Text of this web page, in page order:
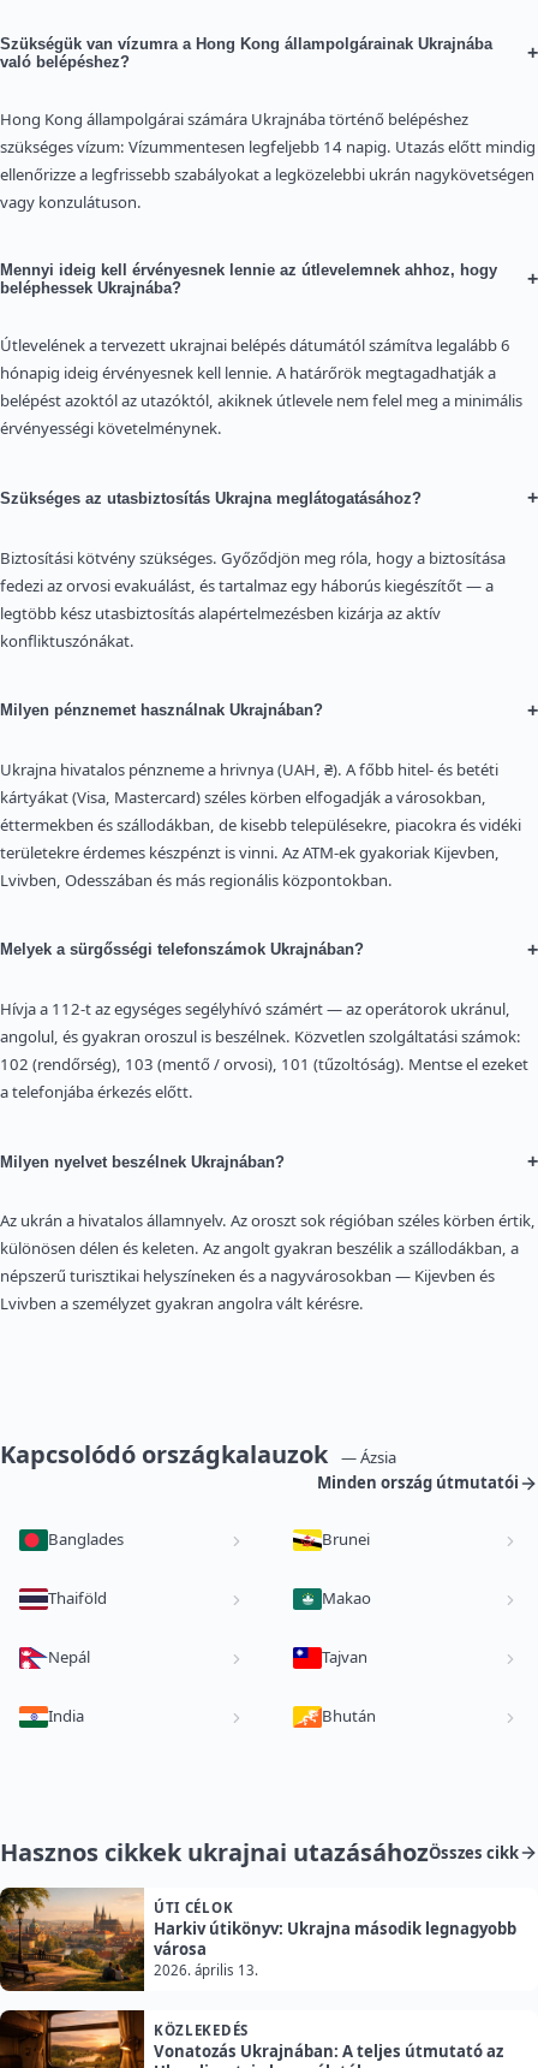
Szükségük van vízumra a Hong Kong állampolgárainak Ukrajnába
való belépéshez?
+
Hong Kong állampolgárai számára Ukrajnába történő belépéshez
szükséges vízum: Vízummentesen legfeljebb 14 napig. Utazás előtt mindig
ellenőrizze a legfrissebb szabályokat a legközelebbi ukrán nagykövetségen
vagy konzulátuson.
Mennyi ideig kell érvényesnek lennie az útlevelemnek ahhoz, hogy
beléphessek Ukrajnába?
+
Útlevelének a tervezett ukrajnai belépés dátumától számítva legalább 6
hónapig ideig érvényesnek kell lennie. A határőrök megtagadhatják a
belépést azoktól az utazóktól, akiknek útlevele nem felel meg a minimális
érvényességi követelménynek.
Szükséges az utasbiztosítás Ukrajna meglátogatásához? +
Biztosítási kötvény szükséges. Győződjön meg róla, hogy a biztosítása
fedezi az orvosi evakuálást, és tartalmaz egy háborús kiegészítőt — a
legtöbb kész utasbiztosítás alapértelmezésben kizárja az aktív
konfliktuszónákat.
Milyen pénznemet használnak Ukrajnában? +
Ukrajna hivatalos pénzneme a hrivnya (UAH, ₴). A főbb hitel- és betéti
kártyákat (Visa, Mastercard) széles körben elfogadják a városokban,
éttermekben és szállodákban, de kisebb településekre, piacokra és vidéki
területekre érdemes készpénzt is vinni. Az ATM-ek gyakoriak Kijevben,
Lvivben, Odesszában és más regionális központokban.
Melyek a sürgősségi telefonszámok Ukrajnában? +
Hívja a 112-t az egységes segélyhívó számért — az operátorok ukránul,
angolul, és gyakran oroszul is beszélnek. Közvetlen szolgáltatási számok:
102 (rendőrség), 103 (mentő / orvosi), 101 (tűzoltóság). Mentse el ezeket
a telefonjába érkezés előtt.
Milyen nyelvet beszélnek Ukrajnában? +
Az ukrán a hivatalos államnyelv. Az oroszt sok régióban széles körben értik,
különösen délen és keleten. Az angolt gyakran beszélik a szállodákban, a
népszerű turisztikai helyszíneken és a nagyvárosokban — Kijevben és
Lvivben a személyzet gyakran angolra vált kérésre.
Kapcsolódó országkalauzok
— Ázsia
Minden ország útmutatói
Banglades Brunei
Thaiföld Makao
Nepál Tajvan
India Bhután
Hasznos cikkek ukrajnai utazásáhozÖsszes cikk
ÚTI CÉLOK
Harkiv útikönyv: Ukrajna második legnagyobb
városa
2026. április 13.
KÖZLEKEDÉS
Vonatozás Ukrajnában: A teljes útmutató az